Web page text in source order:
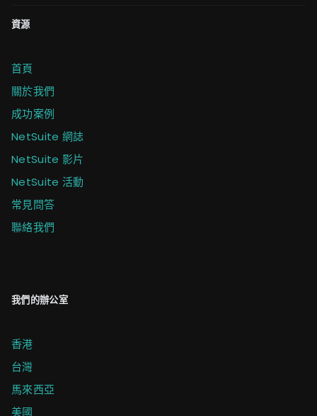
資源
首頁
關於我們
成功案例
NetSuite 網誌
NetSuite 影片
NetSuite 活動
常見問答
聯絡我們
我們的辦公室
香港
台灣
馬來西亞
美國